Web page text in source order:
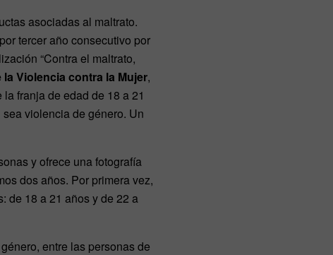
asociadas al maltrato.
tercer año consecutivo por
“Contra el maltrato,
Violencia contra la Mujer,
franja de edad de 18 a 21
violencia de género. Un
y ofrece una fotografía
dos años. Por primera vez,
de 18 a 21 años y de 22 a
entre las personas de